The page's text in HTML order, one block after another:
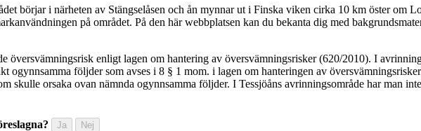
börjar i närheten av Stängselåsen och ån mynnar ut i Finska viken cirka 10 km öster om
på området. På den här webbplatsen kan du bekanta dig med
översvämningsrisk enligt lagen om hantering av översvämningsrisker (620/2010). I
ogynnsamma följder som avses i 8 § 1 mom. i lagen om hanteringen av
skulle orsaka ovan nämnda ogynnsamma följder. I Tessjöåns avrinningsområde har man
Ja Nej